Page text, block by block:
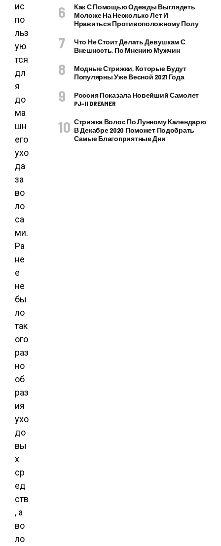
ис
по
льз
ую
тся
дл
я
до
ма
шн
его
ухо
да
за
во
ло
са
ми.
Ра
не
е
не
бы
ло
так
ого
раз
но
об
раз
ия
ухо
до
вы
х
ср
ед
ств
, а
во
ло
Как С Помощью Одежды Выглядеть
Моложе На Несколько Лет И
Нравиться Противоположному Полу
Что Не Стоит Делать Девушкам С
Внешность, По Мнению Мужчин
Модные Стрижки, Которые Будут
Популярны Уже Весной 2021 Года
Россия Показала Новейший Самолет
PJ–II DREAMER
Стрижка Волос По Лунному Календарю
В Декабре 2020 Поможет Подобрать
Самые Благоприятные Дни